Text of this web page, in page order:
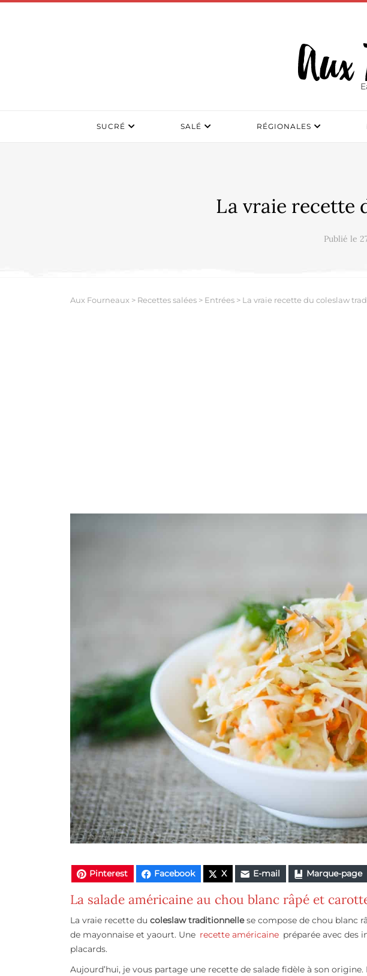
SUCRÉ SALÉ RÉGIONALES
La vraie recette
Publié le
Aux Fourneaux > Recettes salées > Entrées > La vraie recette du coleslaw
Pinterest Facebook X E-mail Marque-page
La salade américaine au chou blanc râpé et
La vraie recette du coleslaw traditionnellese compose de chou blanc
de mayonnaise et yaourt. Une recette américaine préparée avec des
placards.
Aujourd’hui, je vous partage une recette de salade fidèle à son